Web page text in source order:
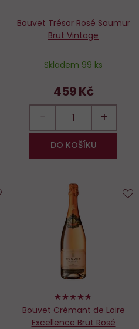
Bouvet Trésor Rosé Saumur
Brut Vintage
Skladem 99 ks
459 Kč
− +
DO KOŠÍKU
94%
Bouvet Crémant de Loire
Excellence Brut Rosé